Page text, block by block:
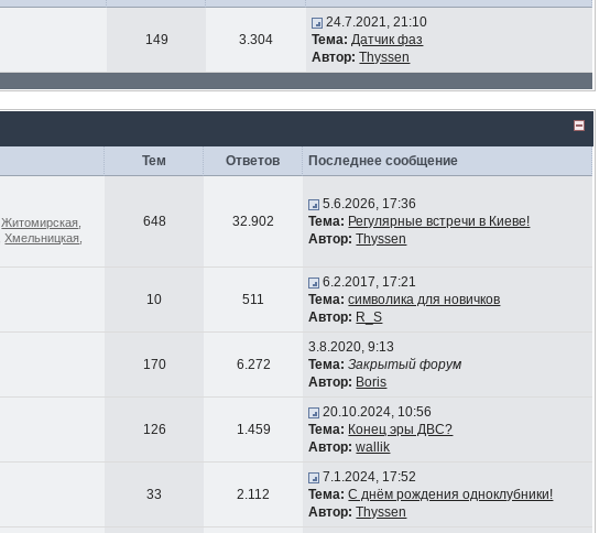
149 3.304
24.7.2021, 21:10
Тема: Датчик фаз
Автор: Thyssen
Тем Ответов
Последнее сообщение
,Житомирская
,Хмельницкая
648 32.902
5.6.2026, 17:36
Тема: Регулярные встречи в Киеве!
Автор: Thyssen
10 511
6.2.2017, 17:21
Тема: символика для новичков
Автор: R_S
170 6.272
3.8.2020, 9:13
Тема: Закрытый форум
Автор: Boris
126 1.459
20.10.2024, 10:56
Тема: Конец эры ДВС?
Автор: wallik
33 2.112
7.1.2024, 17:52
Тема: С днём рождения одноклубники!
Автор: Thyssen